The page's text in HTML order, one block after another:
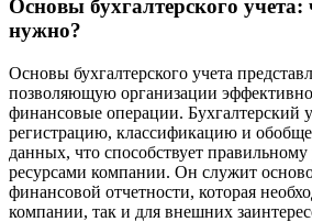
Основы бухгалтерского учета:
нужно?
Основы бухгалтерского учета
позволяющую организации
финансовые операции. Бухгалтерский
регистрацию, классификацию и
данных, что способствует
ресурсами компании. Он служит
финансовой отчетности, которая
компании, так и для внешних